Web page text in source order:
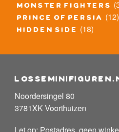
monster fighters
prince of persia (12)
hidden side (18)
Noordersingel 80
3781XK Voorthuizen